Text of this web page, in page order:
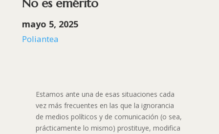
No es emérito
mayo 5, 2025
Poliantea
Estamos ante una de esas situaciones cada
vez más frecuentes en las que la ignorancia
de medios políticos y de comunicación (o sea,
prácticamente lo mismo) prostituye, modifica